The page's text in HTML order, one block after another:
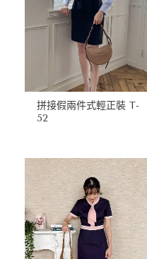
拼接假兩件式輕正裝 T-
52